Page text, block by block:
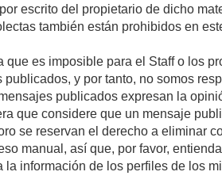
escrito del propietario de dicho
también están prohibidos en
que es imposible para el Staff o los
publicados, y por tanto, no somos
publicados expresan la
que considere que un mensaje
se reservan el derecho a eliminar
manual, así que, por favor,
la información de los perfiles de los